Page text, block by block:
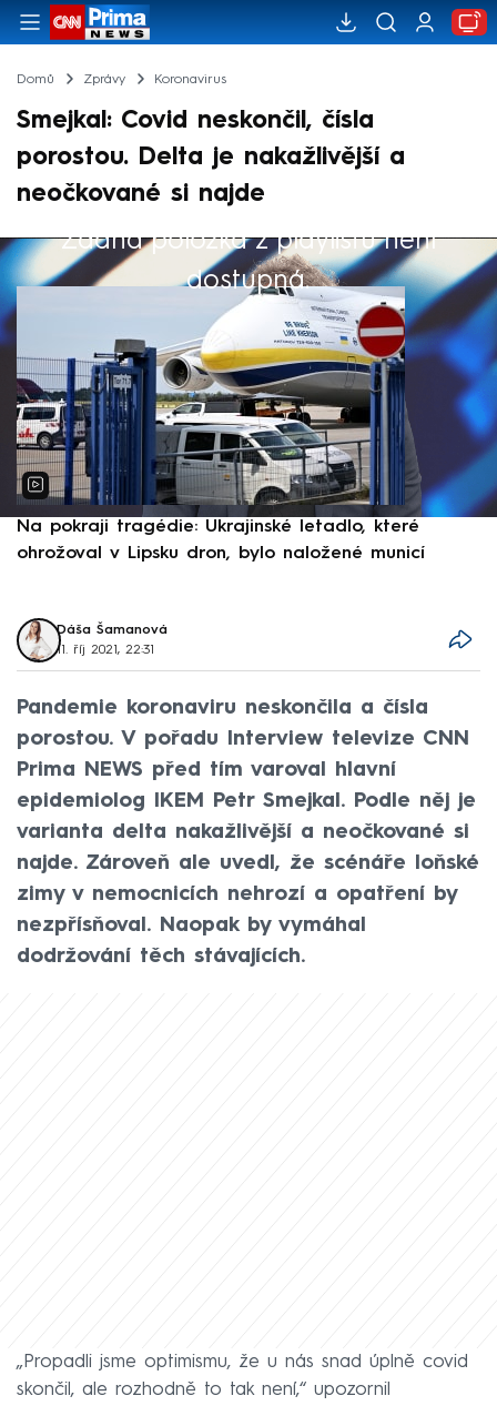
Domů Zprávy Koronavirus
Smejkal: Covid neskončil, čísla
porostou. Delta je nakažlivější a
neočkované si najde
Žádná položka z playlistu není
dostupná.
Výběr redakce
Na pokraji tragédie: Ukrajinské letadlo, které
ohrožoval v Lipsku dron, bylo naložené municí
Dáša Šamanová
11. říj 2021, 22:31
Pandemie koronaviru neskončila a čísla
porostou. V pořadu Interview televize CNN
Prima NEWS před tím varoval hlavní
epidemiolog IKEM Petr Smejkal. Podle něj je
varianta delta nakažlivější a neočkované si
najde. Zároveň ale uvedl, že scénáře loňské
zimy v nemocnicích nehrozí a opatření by
nezpřísňoval. Naopak by vymáhal
dodržování těch stávajících.
„Propadli jsme optimismu, že u nás snad úplně covid
skončil, ale rozhodně to tak není,“ upozornil